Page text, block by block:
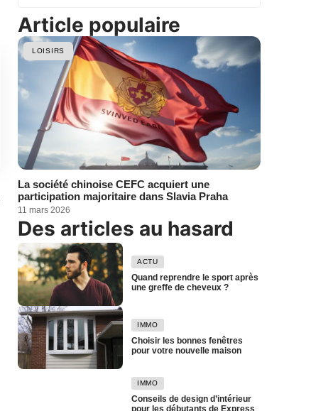
Article populaire
LOISIRS
La société chinoise CEFC acquiert une
participation majoritaire dans Slavia Praha
11 mars 2026
Des articles au hasard
ACTU
Quand reprendre le sport après
une greffe de cheveux ?
IMMO
Choisir les bonnes fenêtres
pour votre nouvelle maison
IMMO
Conseils de design d’intérieur
pour les débutants de Express